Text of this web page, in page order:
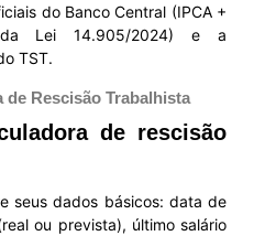
do Banco Central (IPCA +
Lei 14.905/2024) e a
TST.
de Rescisão Trabalhista
de rescisão
seus dados básicos: data de
ou prevista), último salário